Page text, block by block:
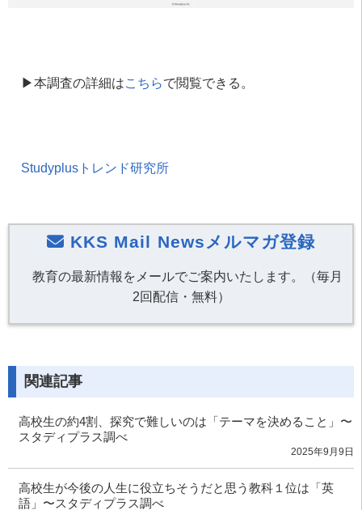
▶︎本調査の詳細はこちらで閲覧できる。
Studyplusトレンド研究所
KKS Mail Newsメルマガ登録
教育の最新情報をメールでご案内いたします。（毎月
2回配信・無料）
関連記事
高校生の約4割、探究で難しいのは「テーマを決めること」〜
スタディプラス調べ
2025年9月9日
高校生が今後の人生に役立ちそうだと思う教科１位は「英
語」〜スタディプラス調べ